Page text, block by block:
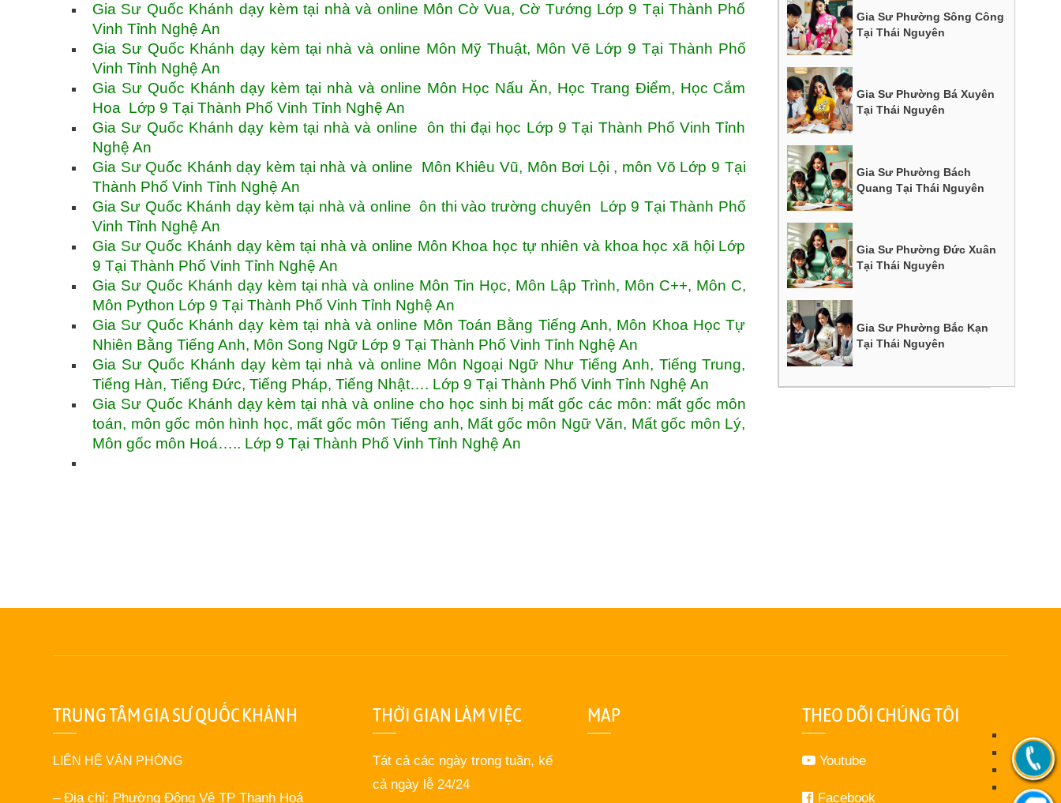
Gia Sư Quốc Khánh dạy kèm tại nhà và online Môn Cờ Vua, Cờ Tướng Lớp 9 Tại Thành Phố
Vinh Tỉnh Nghệ An
Gia Sư Quốc Khánh dạy kèm tại nhà và online Môn Mỹ Thuật, Môn Vẽ Lớp 9 Tại Thành Phố
Vinh Tỉnh Nghệ An
Gia Sư Quốc Khánh dạy kèm tại nhà và online Môn Học Nấu Ăn, Học Trang Điểm, Học Cắm
Hoa Lớp 9 Tại Thành Phố Vinh Tỉnh Nghệ An
Gia Sư Quốc Khánh dạy kèm tại nhà và online ôn thi đại học Lớp 9 Tại Thành Phố Vinh Tỉnh
Nghệ An
Gia Sư Quốc Khánh dạy kèm tại nhà và online Môn Khiêu Vũ, Môn Bơi Lội , môn Võ Lớp 9 Tại
Thành Phố Vinh Tỉnh Nghệ An
Gia Sư Quốc Khánh dạy kèm tại nhà và online ôn thi vào trường chuyên Lớp 9 Tại Thành Phố
Vinh Tỉnh Nghệ An
Gia Sư Quốc Khánh dạy kèm tại nhà và online Môn Khoa học tự nhiên và khoa học xã hội Lớp
9 Tại Thành Phố Vinh Tỉnh Nghệ An
Gia Sư Quốc Khánh dạy kèm tại nhà và online Môn Tin Học, Môn Lập Trình, Môn C++, Môn C,
Môn Python Lớp 9 Tại Thành Phố Vinh Tỉnh Nghệ An
Gia Sư Quốc Khánh dạy kèm tại nhà và online Môn Toán Bằng Tiếng Anh, Môn Khoa Học Tự
Nhiên Bằng Tiếng Anh, Môn Song Ngữ Lớp 9 Tại Thành Phố Vinh Tỉnh Nghệ An
Gia Sư Quốc Khánh dạy kèm tại nhà và online Môn Ngoại Ngữ Như Tiếng Anh, Tiếng Trung,
Tiếng Hàn, Tiếng Đức, Tiếng Pháp, Tiếng Nhật…. Lớp 9 Tại Thành Phố Vinh Tỉnh Nghệ An
Gia Sư Quốc Khánh dạy kèm tại nhà và online cho học sinh bị mất gốc các môn: mất gốc môn
toán, môn gốc môn hình học, mất gốc môn Tiếng anh, Mất gốc môn Ngữ Văn, Mất gốc môn Lý,
Môn gốc môn Hoá….. Lớp 9 Tại Thành Phố Vinh Tỉnh Nghệ An
Gia Sư Phường Sông Công
Tại Thái Nguyên
Gia Sư Phường Bá Xuyên
Tại Thái Nguyên
Gia Sư Phường Bách
Quang Tại Thái Nguyên
Gia Sư Phường Đức Xuân
Tại Thái Nguyên
Gia Sư Phường Bắc Kạn
Tại Thái Nguyên
TRUNG TÂM GIA SƯ QUỐC KHÁNH
LIÊN HỆ VĂN PHÒNG
– Địa chỉ: Phường Đông Vệ TP Thanh Hoá
THỜI GIAN LÀM VIỆC
Tát cả các ngày trong tuần, kể
cả ngày lễ 24/24
MAP THEO DÕI CHÚNG TÔI
Youtube
Facebook